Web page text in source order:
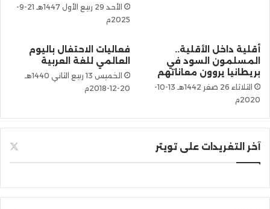
الأحد 29 ربيع الأول 1447هـ 21-9-
2025م
أقلية داخل الأقلية..
المسلمون السود في
بريطانيا يروون معاناتهم
الثلاثاء 26 صفر 1442هـ 13-10-
2020م
فعاليات الاحتفال باليوم
العالمي للغة العربية
الخميس 13 ربيع الثاني 1440هـ
20-12-2018م
آخر التغريدات على تويتر